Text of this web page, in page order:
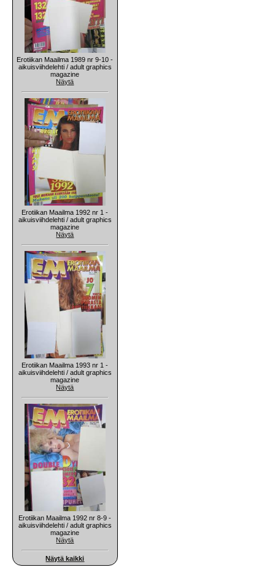
Erotiikan Maailma 1989 nr 9-10 -
aikuisviihdelehti / adult graphics
magazine
Näytä
Erotiikan Maailma 1992 nr 1 -
aikuisviihdelehti / adult graphics
magazine
Näytä
Erotiikan Maailma 1993 nr 1 -
aikuisviihdelehti / adult graphics
magazine
Näytä
Erotiikan Maailma 1992 nr 8-9 -
aikuisviihdelehti / adult graphics
magazine
Näytä
Näytä kaikki